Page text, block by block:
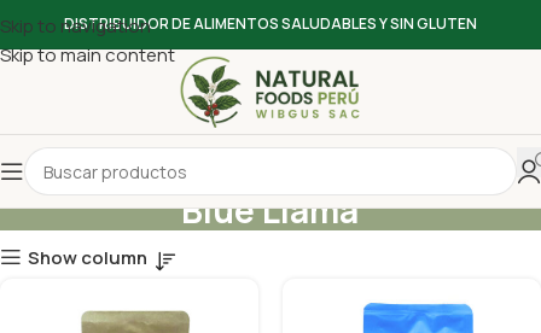
Skip to navigation
Skip to main content
DISTRIBUIDOR DE ALIMENTOS SALUDABLES Y SIN GLUTEN
Blue Llama
Show column